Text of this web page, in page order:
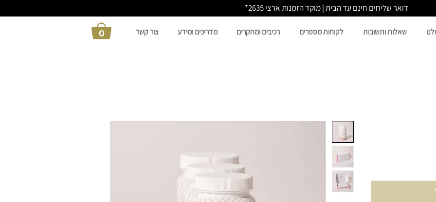
0
דואר שליחים חינם עד הבית | מוקד הזמנות ארצי 2635*
שאלות ותשובות לקוחות מספרים רכיבים ומחקרים מדריכים ומידע צור קשר